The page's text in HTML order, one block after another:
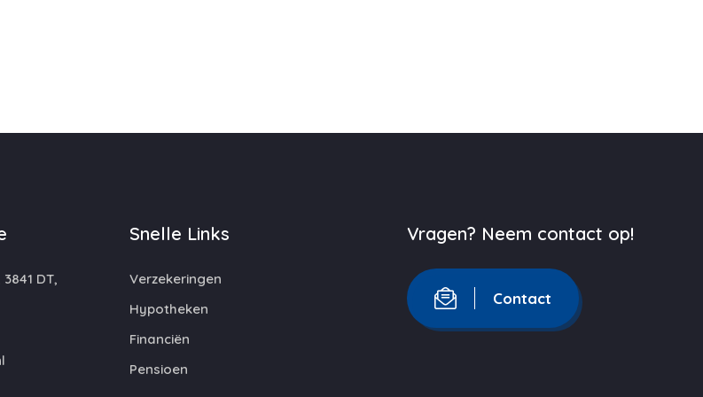
DT,
Snelle Links
Verzekeringen
Hypotheken
Financiën
Pensioen
Vragen? Neem contact op!
Contact